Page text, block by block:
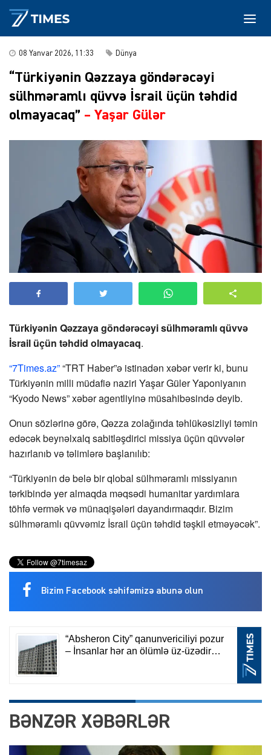
08 Yanvar 2026, 11:33 Dünya
“Türkiyənin Qəzzaya göndərəcəyi
sülhməramlı qüvvə İsrail üçün təhdid
olmayacaq” – Yaşar Gülər
Türkiyənin Qəzzaya göndərəcəyi sülhməramlı qüvvə
İsrail üçün təhdid olmayacaq.
“7Times.az”“TRT Haber”ə istinadən xəbər verir ki, bunu
Türkiyənin milli müdafiə naziri Yaşar Güler Yaponiyanın
“Kyodo News” xəbər agentliyinə müsahibəsində deyib.
Onun sözlərinə görə, Qəzza zolağında təhlükəsizliyi təmin
edəcək beynəlxalq sabitləşdirici missiya üçün qüvvələr
hazırlanıb və təlimlərə başlanılıb:
“Türkiyənin də belə bir qlobal sülhməramlı missiyanın
tərkibində yer almaqda məqsədi humanitar yardımlara
töhfə vermək və münaqişələri dayandırmaqdır. Bizim
sülhməramlı qüvvəmiz İsrail üçün təhdid təşkil etməyəcək”.
Bizim Facebook səhifəmizə abunə olun
BƏNZƏR XƏBƏRLƏR